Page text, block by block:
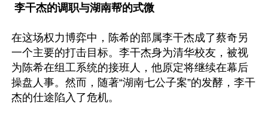
李干杰的调职与湖南帮的式微
在这场权力博弈中，陈希的部属李干杰成了蔡奇另
一个主要的打击目标。李干杰身为清华校友，被视
为陈希在组工系统的接班人，他原定将继续在幕后
操盘人事。然而，随著“湖南七公子案”的发酵，李干
杰的仕途陷入了危机。